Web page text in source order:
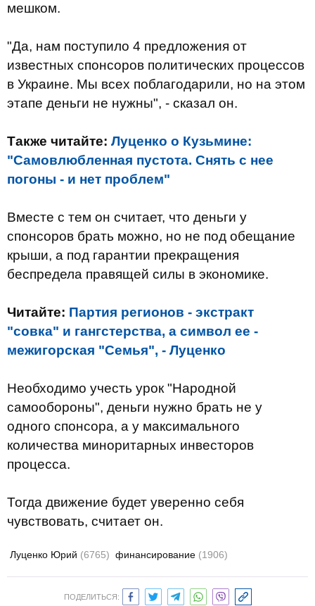
мешком.
"Да, нам поступило 4 предложения от
известных спонсоров политических процессов
в Украине. Мы всех поблагодарили, но на этом
этапе деньги не нужны", - сказал он.
Также читайте: Луценко о Кузьмине:
"Самовлюбленная пустота. Снять с нее
погоны - и нет проблем"
Вместе с тем он считает, что деньги у
спонсоров брать можно, но не под обещание
крыши, а под гарантии прекращения
беспредела правящей силы в экономике.
Читайте: Партия регионов - экстракт
"совка" и гангстерства, а символ ее -
межигорская "Семья", - Луценко
Необходимо учесть урок "Народной
самообороны", деньги нужно брать не у
одного спонсора, а у максимального
количества миноритарных инвесторов
процесса.
Тогда движение будет уверенно себя
чувствовать, считает он.
Луценко Юрий (6765) финансирование (1906)
ПОДЕЛИТЬСЯ: